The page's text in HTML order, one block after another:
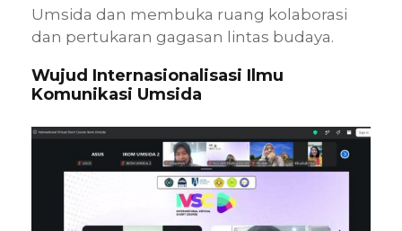
Umsida dan membuka ruang kolaborasi
dan pertukaran gagasan lintas budaya.
Wujud Internasionalisasi Ilmu
Komunikasi Umsida